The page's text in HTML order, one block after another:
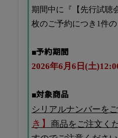
期間中に『【先行試聴
枚のご予約につき1件
■予約期間
2026年6月6日(土
■対象商品
シリアルナンバーを
き】 商品をご注文く